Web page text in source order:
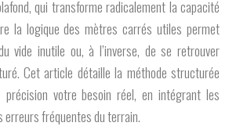
qui transforme radicalement la capacité
la logique des mètres carrés utiles permet
vide inutile ou, à l’inverse, de se retrouver
Cet article détaille la méthode structurée
précision votre besoin réel, en intégrant les
fréquentes du terrain.